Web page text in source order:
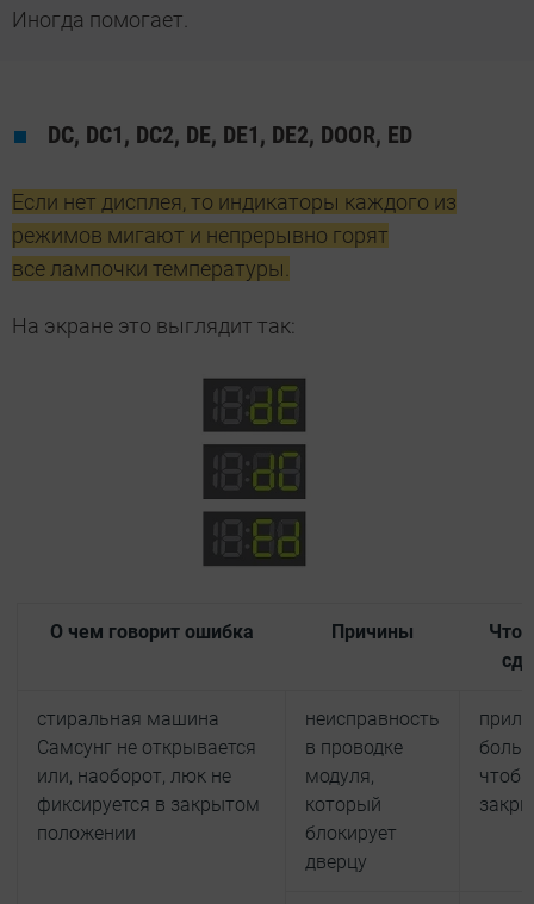
Иногда помогает.
DC, DC1, DC2, DE, DE1, DE2, DOOR, ED
Если нет дисплея, то индикаторы каждого из
режимов мигают и непрерывно горят
все лампочки температуры.
На экране это выглядит так:
О чем говорит ошибка Причины
Что
стиральная машина
Самсунг не открывается
или, наоборот, люк не
фиксируется в закрытом
положении
неисправность
в проводке
модуля,
который
блокирует
дверцу